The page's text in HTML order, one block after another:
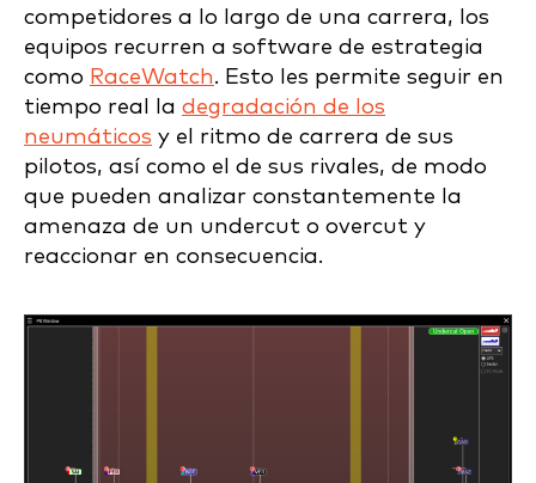
competidores a lo largo de una carrera, los
equipos recurren a software de estrategia
como RaceWatch. Esto les permite seguir en
tiempo real la degradación de los
neumáticos y el ritmo de carrera de sus
pilotos, así como el de sus rivales, de modo
que pueden analizar constantemente la
amenaza de un undercut o overcut y
reaccionar en consecuencia.